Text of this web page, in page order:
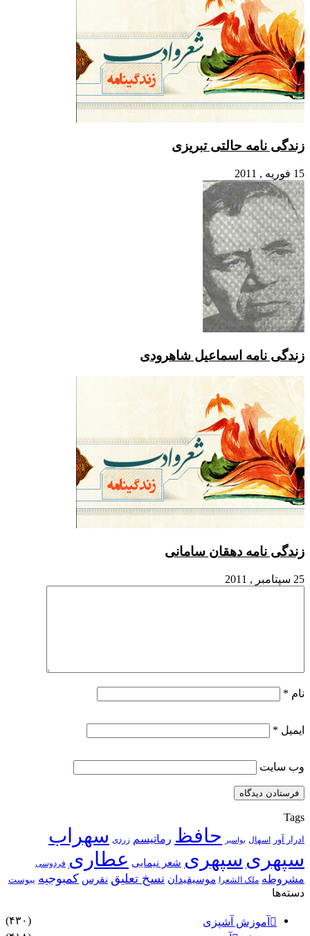
زندگی نامه حالتی تبریزی
15 فوریه , 2011
زندگی نامه اسماعیل شاهرودی
زندگی نامه دهقان سامانی
25 سپتامبر , 2011
نام *
ایمیل *
وب‌ سایت
Tags
ادرار آور اسهال بواسیر حافظ رماتیسم زردی سهراب
سپهری سپهری شعر نیمایی عطاری فردوسی
مشروطه ملک الشعرا موسیقیدان نسخ تعلیق نقرس کمبوجیه یبوست
دسته‌ها
آموزش آشپزی
(۴۳۰)